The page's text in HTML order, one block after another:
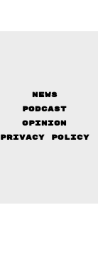
News
Podcast
Opinion
Privacy Policy